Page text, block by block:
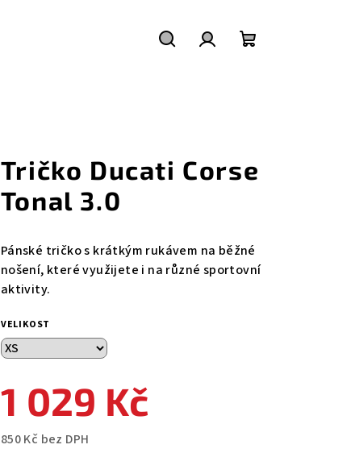
Tričko Ducati Corse
Tonal 3.0
Pánské tričko s krátkým rukávem na běžné
nošení, které využijete i na různé sportovní
aktivity.
VELIKOST
1 029 Kč
850 Kč bez DPH